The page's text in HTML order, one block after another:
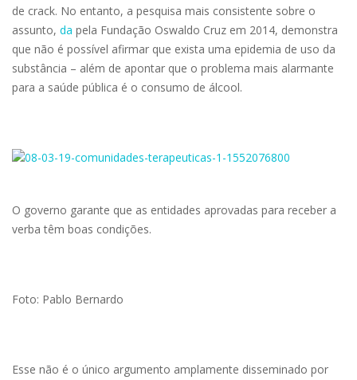
de crack. No entanto, a pesquisa mais consistente sobre o
assunto, da pela Fundação Oswaldo Cruz em 2014, demonstra
que não é possível afirmar que exista uma epidemia de uso da
substância – além de apontar que o problema mais alarmante
para a saúde pública é o consumo de álcool.
O governo garante que as entidades aprovadas para receber a
verba têm boas condições.
Foto: Pablo Bernardo
Esse não é o único argumento amplamente disseminado por